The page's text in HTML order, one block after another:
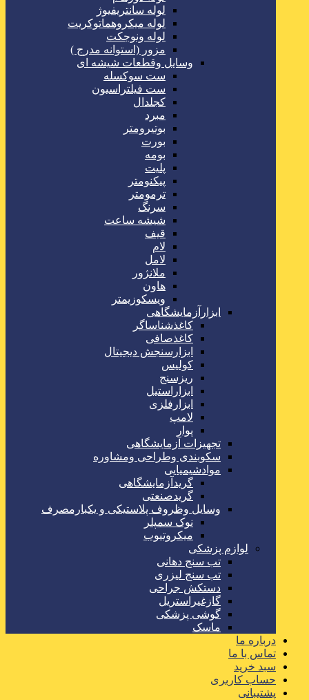
لوله سانتریفیوژ
لوله میکروهماتوکریت
لوله ونوجکت
مزور (استوانه مدرج )
وسایل وقطعات شیشه ای
ست سوکسله
ست فیلتراسیون
کجلدال
مبرد
بوتیرومتر
بورت
بومه
پلیت
پیکنومتر
ترمومتر
سرنگ
شیشه ساعت
قیف
لام
لامل
ملانژور
هاون
ویسکوزیمتر
ابزارآزمایشگاهی
کاغذشناساگر
کاغذصافی
ابزارسنجش دیجیتال
کولیس
ریزسنج
ابزاراستیل
ابزارفلزی
لامپ
پوار
تجهیزات آزمایشگاهی
سکوبندی وطراحی ومشاوره
موادشیمیایی
گریدآزمایشگاهی
گریدصنعتی
وسایل وظروف پلاستیکی و یکبارمصرف
نوک سمپلر
میکروتیوب
لوازم پزشکی
تب سنج دهانی
تب سنج لیزری
دستکش جراحی
گازغیراستریل
گوشی پزشکی
ماسک
درباره ما
تماس با ما
سبد خرید
حساب کاربری
پشتیبانی